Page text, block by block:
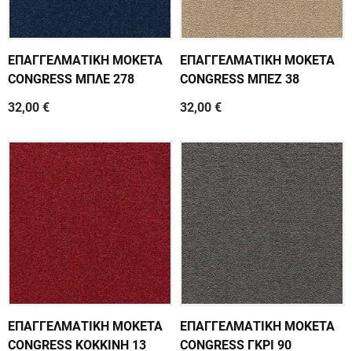
ΕΠΑΓΓΕΛΜΑΤΙΚΗ ΜΟΚΕΤΑ
CONGRESS ΜΠΛΕ 278
32,00 €
ΕΠΑΓΓΕΛΜΑΤΙΚΗ ΜΟΚΕΤΑ
CONGRESS ΜΠΕΖ 38
32,00 €
ΕΠΑΓΓΕΛΜΑΤΙΚΗ ΜΟΚΕΤΑ
CONGRESS ΚΟΚΚΙΝΗ 13
ΕΠΑΓΓΕΛΜΑΤΙΚΗ ΜΟΚΕΤΑ
CONGRESS ΓΚΡΙ 90